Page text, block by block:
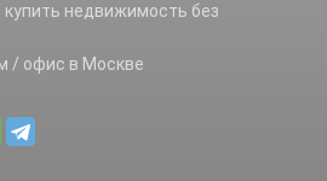
недвижимость без
/ офис в Москве